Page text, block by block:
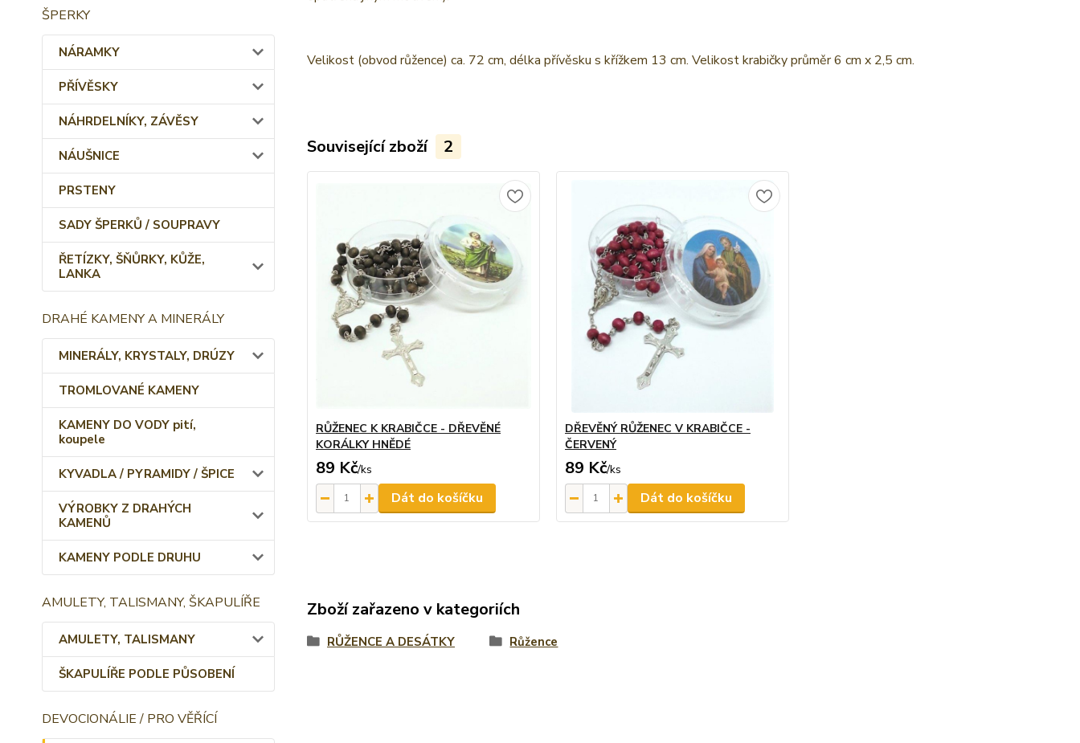
ŠPERKY
NÁRAMKY
PŘÍVĚSKY
NÁHRDELNÍKY, ZÁVĚSY
NÁUŠNICE
PRSTENY
SADY ŠPERKŮ / SOUPRAVY
ŘETÍZKY, ŠŇŮRKY, KŮŽE,
LANKA
DRAHÉ KAMENY A MINERÁLY
MINERÁLY, KRYSTALY, DRÚZY
TROMLOVANÉ KAMENY
KAMENY DO VODY pití,
koupele
KYVADLA / PYRAMIDY / ŠPICE
VÝROBKY Z DRAHÝCH
KAMENŮ
KAMENY PODLE DRUHU
AMULETY, TALISMANY, ŠKAPULÍŘE
AMULETY, TALISMANY
ŠKAPULÍŘE PODLE PŮSOBENÍ
DEVOCIONÁLIE / PRO VĚŘÍCÍ
Velikost (obvod růžence) ca. 72 cm, délka přívěsku s křížkem 13 cm. Velikost krabičky průměr 6 cm x 2,5 cm.
Související zboží 2
RŮŽENEC K KRABIČCE - DŘEVĚNÉ
KORÁLKY HNĚDÉ
89 Kč/ks
Dát do košíčku
DŘEVĚNÝ RŮŽENEC V KRABIČCE -
ČERVENÝ
89 Kč/ks
Dát do košíčku
Zboží zařazeno v kategoriích
RŮŽENCE A DESÁTKY Růžence